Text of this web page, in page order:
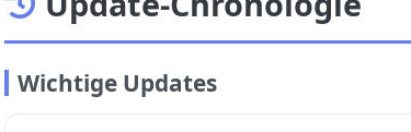
Wichtige Updates